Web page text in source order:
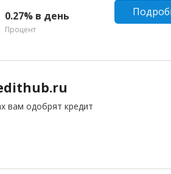
0.27% в день
Процент
вам одобрят кредит